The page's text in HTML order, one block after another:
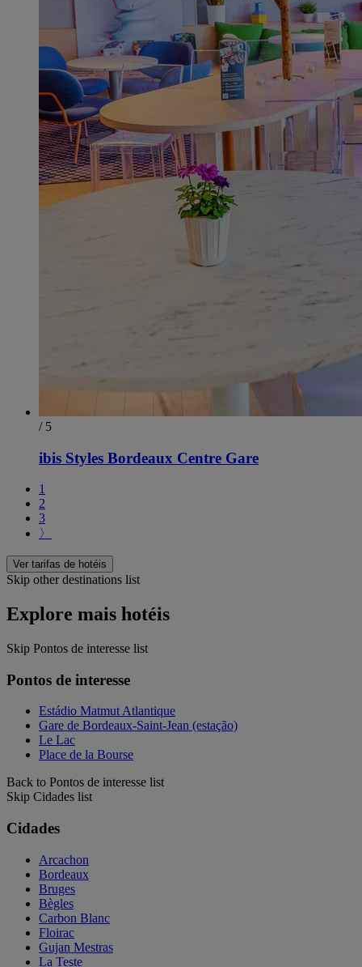
/ 5
ibis Styles Bordeaux Centre Gare
1
2
3
〉
Ver tarifas de hotéis
Skip other destinations list
Explore mais hotéis
Skip Pontos de interesse list
Pontos de interesse
Estádio Matmut Atlantique
Gare de Bordeaux-Saint-Jean (estação)
Le Lac
Place de la Bourse
Back to Pontos de interesse list
Skip Cidades list
Cidades
Arcachon
Bordeaux
Bruges
Bègles
Carbon Blanc
Floirac
Gujan Mestras
La Teste